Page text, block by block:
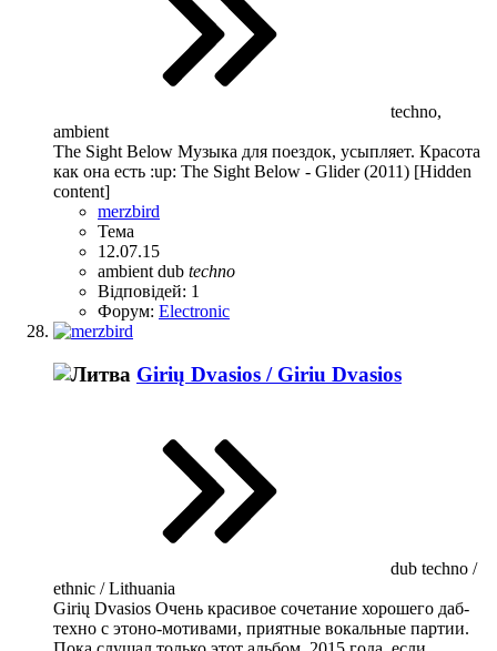
techno,
ambient
The Sight Below Музыка для поездок, усыпляет. Красота
как она есть :up: The Sight Below - Glider (2011) [Hidden
content]
merzbird
Тема
12.07.15
ambient dub techno
Відповідей: 1
Форум: Electronic
Girių Dvasios / Giriu Dvasios
dub techno /
ethnic / Lithuania
Girių Dvasios Очень красивое сочетание хорошего даб-
техно с этоно-мотивами, приятные вокальные партии.